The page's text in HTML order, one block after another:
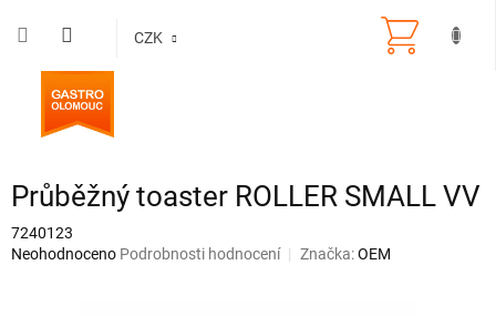
CZK
Průběžný toaster ROLLER SMALL VV
7240123
Průměrné
Neohodnoceno Podrobnosti hodnocení Značka:OEM